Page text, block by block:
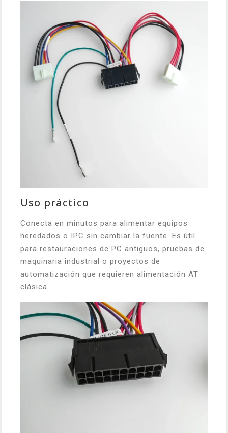
Uso práctico
Conecta en minutos para alimentar equipos
heredados o IPC sin cambiar la fuente. Es útil
para restauraciones de PC antiguos, pruebas de
maquinaria industrial o proyectos de
automatización que requieren alimentación AT
clásica.